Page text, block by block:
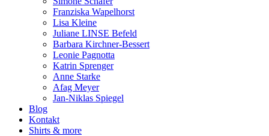
Franziska Wapelhorst
Lisa Kleine
Juliane LINSE Befeld
Barbara Kirchner-Bessert
Leonie Pagnotta
Katrin Sprenger
Anne Starke
Afag Meyer
Jan-Niklas Spiegel
Blog
Kontakt
Shirts & more